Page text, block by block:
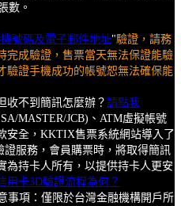
數。
號碼及電子郵件地址"驗證，請務
完成驗證，售票當天無法保證能驗
驗證手機成功的帳號恕無法確保能
收不到簡訊怎麼辦？ 請點我
MASTER/JCB)、ATM虛擬帳號
安全，KKTIX售票系統網站導入了
證服務，會員購票時，將取得簡訊
為持卡人所有，以提供持卡人更安
用卡3D驗證流程為何？
事項：僅限於台灣金融機構開戶所